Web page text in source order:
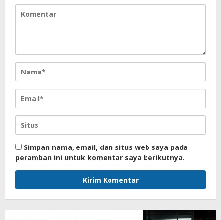
Simpan nama, email, dan situs web saya pada
peramban ini untuk komentar saya berikutnya.